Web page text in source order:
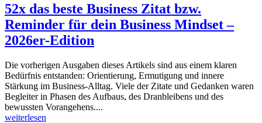
52x das beste Business Zitat bzw.
Reminder für dein Business Mindset –
2026er-Edition
Die vorherigen Ausgaben dieses Artikels sind aus einem klaren
Bedürfnis entstanden: Orientierung, Ermutigung und innere
Stärkung im Business-Alltag. Viele der Zitate und Gedanken waren
Begleiter in Phasen des Aufbaus, des Dranbleibens und des
bewussten Vorangehens....
weiterlesen